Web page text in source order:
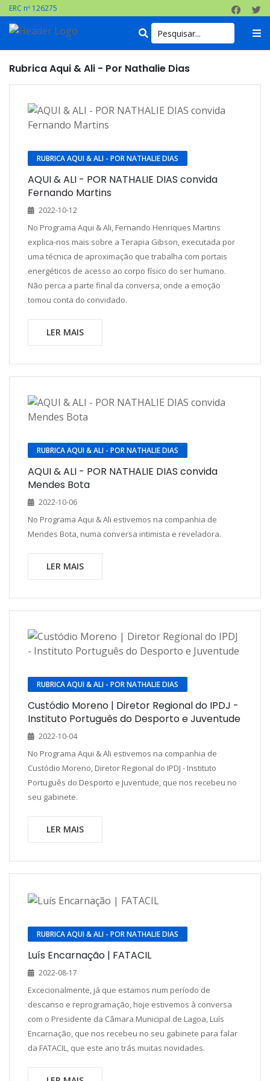
ERC nº 126275
Rubrica Aqui & Ali - Por Nathalie Dias
RUBRICA AQUI & ALI - POR NATHALIE DIAS
AQUI & ALI - POR NATHALIE DIAS convida
Fernando Martins
2022-10-12
No Programa Aqui & Ali, Fernando Henriques Martins
explica-nos mais sobre a Terapia Gibson, executada por
uma técnica de aproximação que trabalha com portais
energéticos de acesso ao corpo físico do ser humano.
Não perca a parte final da conversa, onde a emoção
tomou conta do convidado.
LER MAIS
RUBRICA AQUI & ALI - POR NATHALIE DIAS
AQUI & ALI - POR NATHALIE DIAS convida
Mendes Bota
2022-10-06
No Programa Aqui & Ali estivemos na companhia de
Mendes Bota, numa conversa intimista e reveladora.
LER MAIS
RUBRICA AQUI & ALI - POR NATHALIE DIAS
Custódio Moreno | Diretor Regional do IPDJ -
Instituto Português do Desporto e Juventude
2022-10-04
No Programa Aqui & Ali estivemos na companhia de
Custódio Moreno, Diretor Regional do IPDJ - Instituto
Português do Desporto e Juventude, que nos recebeu no
seu gabinete.
LER MAIS
RUBRICA AQUI & ALI - POR NATHALIE DIAS
Luís Encarnação | FATACIL
2022-08-17
Excecionalmente, já que estamos num período de
descanso e reprogramação, hoje estivemos à conversa
com o Presidente da Câmara Municipal de Lagoa, Luís
Encarnação, que nos recebeu no seu gabinete para falar
da FATACIL, que este ano trás muitas novidades.